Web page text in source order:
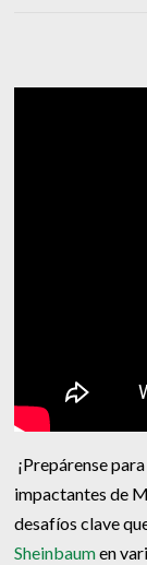
¡Prepárense
impactantes de
desafíos clave
Sheinbaumen